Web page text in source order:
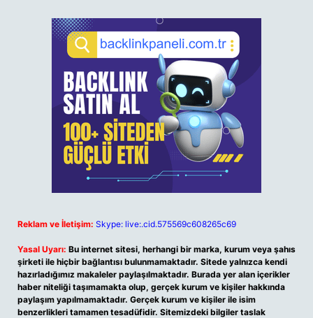
Reklam ve İletişim: Skype: live:.cid.575569c608265c69
Yasal Uyarı: Bu internet sitesi, herhangi bir marka, kurum veya şahıs
şirketi ile hiçbir bağlantısı bulunmamaktadır. Sitede yalnızca kendi
hazırladığımız makaleler paylaşılmaktadır. Burada yer alan içerikler
haber niteliği taşımamakta olup, gerçek kurum ve kişiler hakkında
paylaşım yapılmamaktadır. Gerçek kurum ve kişiler ile isim
benzerlikleri tamamen tesadüfidir. Sitemizdeki bilgiler taslak